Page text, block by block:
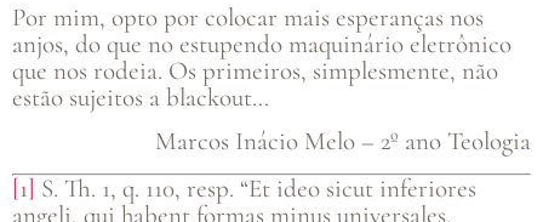
Por mim, opto por colocar mais esperanças nos
anjos, do que no estupendo maquinário eletrônico
que nos rodeia. Os primeiros, simplesmente, não
estão sujeitos a blackout…
Marcos Inácio Melo – 2º ano Teologia
[1] S. Th. 1, q. 110, resp. “Et ideo sicut inferiores
angeli, qui habent formas minus universales,